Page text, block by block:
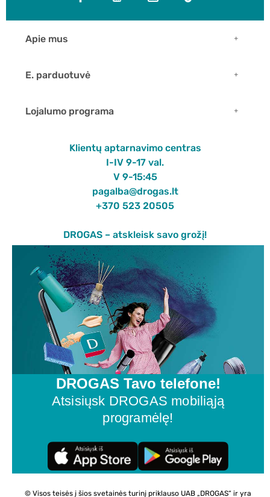
Apie mus
E. parduotuvė
Lojalumo programa
Klientų aptarnavimo centras
I-IV 9-17 val.
V 9-15:45
pagalba@drogas.lt
+370 523 20505
DROGAS – atskleisk savo grožį!
DROGAS Tavo telefone!
Atsisiųsk DROGAS mobiliąją
programėlę!
© Visos teisės į šios svetainės turinį priklauso UAB „DROGAS“ ir yra